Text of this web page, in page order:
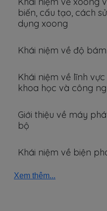
biến, cấu tạo, cách
dụng xoong
Khái niệm về độ
Khái niệm về lĩnh
khoa học và công
Giới thiệu về máy
bộ
Khái niệm về biện
Xem thêm...